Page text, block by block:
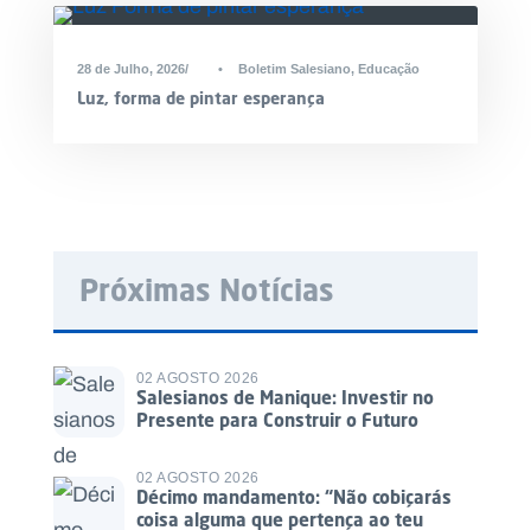
28 de Julho, 2026 • Boletim Salesiano, Educação
Luz, forma de pintar esperança
Próximas Notícias
02 AGOSTO 2026
Salesianos de Manique: Investir no
Presente para Construir o Futuro
02 AGOSTO 2026
Décimo mandamento: “Não cobiçarás
coisa alguma que pertença ao teu